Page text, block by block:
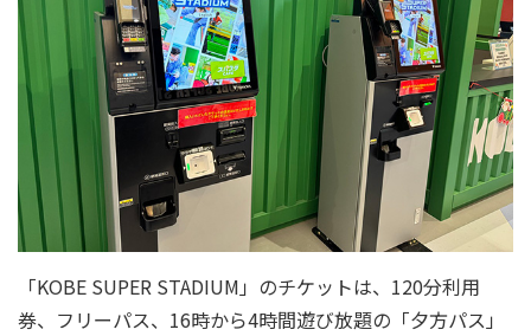
「KOBE SUPER STADIUM」のチケットは、120分利用
券、フリーパス、16時から4時間遊び放題の「夕方パス」